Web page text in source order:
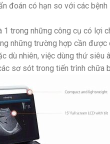
đoán có hạn so với các
1 trong những công cụ có lợi
những trường hợp cần được
dù nhiên, việc dùng thứ siêu
sơ sót trong tiến trình chữa